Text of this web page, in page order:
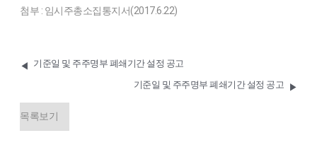
첨부 : 임시주총소집통지서(2017.6.22)
◀ 기준일 및 주주명부 폐쇄기간 설정 공고
기준일 및 주주명부 폐쇄기간 설정 공고
▶
목록보기